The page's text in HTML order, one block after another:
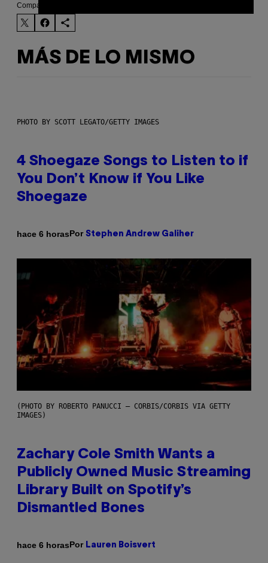
Compartir:
MÁS DE LO MISMO
PHOTO BY SCOTT LEGATO/GETTY IMAGES
4 Shoegaze Songs to Listen to if
You Don’t Know if You Like
Shoegaze
hace 6 horasPor Stephen Andrew Galiher
(PHOTO BY ROBERTO PANUCCI – CORBIS/CORBIS VIA GETTY
IMAGES)
Zachary Cole Smith Wants a
Publicly Owned Music Streaming
Library Built on Spotify’s
Dismantled Bones
hace 6 horasPor Lauren Boisvert